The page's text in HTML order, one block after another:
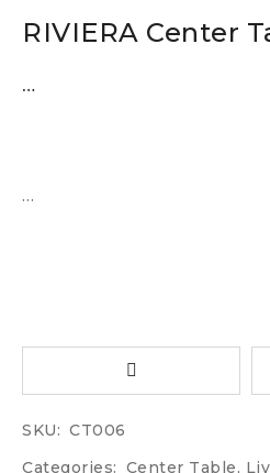
RIVIERA Center
…
…
SKU: CT006
Categories: Center Table,